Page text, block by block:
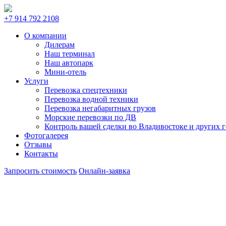
+7 914 792 2108
О компании
Дилерам
Наш терминал
Наш автопарк
Мини-отель
Услуги
Перевозка спецтехники
Перевозка водной техники
Перевозка негабаритных грузов
Морские перевозки по ДВ
Контроль вашей сделки во Владивостоке и других
Фотогалерея
Отзывы
Контакты
Запросить стоимость Онлайн-заявка